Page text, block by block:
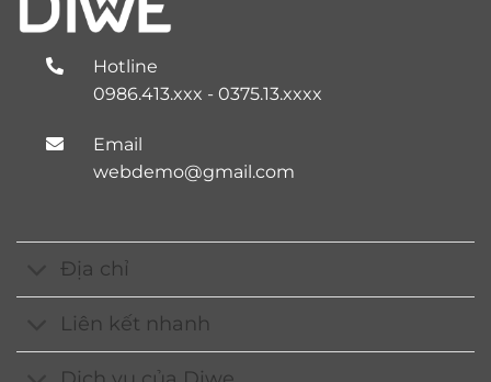
Hotline
0986.413.xxx - 0375.13.xxxx
Email
webdemo@gmail.com
Địa chỉ
Liên kết nhanh